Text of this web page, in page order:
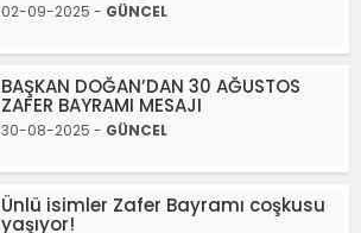
02-09-2025 - GÜNCEL
BAŞKAN DOĞAN’DAN 30 AĞUSTOS
ZAFER BAYRAMI MESAJI
30-08-2025 - GÜNCEL
Ünlü isimler Zafer Bayramı coşkusu
yaşıyor!